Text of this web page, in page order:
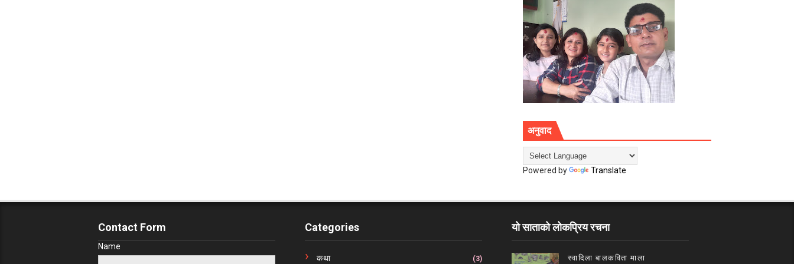
अनुवाद
Powered by Translate
Contact Form
Name
Categories
कथा (3)
यो साताको लोकप्रिय रचना
स्वादिला बालकविता माला